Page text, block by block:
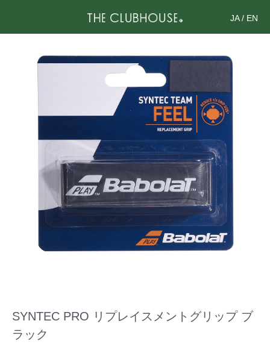
JA/ EN
SYNTEC PRO リプレイスメントグリップ ブ
ラック